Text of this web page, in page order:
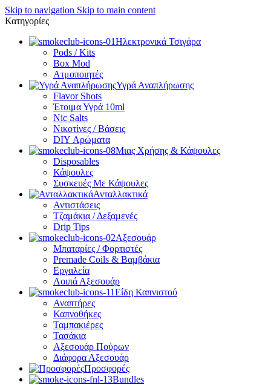
Skip to navigation Skip to main content
Κατηγορίες
Ηλεκτρονικά Τσιγάρα
Pods / Kits
Box Mod
Ατμοποιητές
Υγρά Αναπλήρωσης
Flavor Shots
Έτοιμα Υγρά 10ml
Nic Salts
Νικοτίνες / Βάσεις
DIY Αρώματα
Μιας Χρήσης & Κάψουλες
Disposables
Κάψουλες
Συσκευές Με Κάψουλες
Ανταλλακτικά
Αντιστάσεις
Τζαμάκια / Δεξαμενές
Drip Tips
Αξεσουάρ
Μπαταρίες / Φορτιστές
Premade Coils & Βαμβάκια
Εργαλεία
Λοιπά Αξεσουάρ
Είδη Καπνιστού
Αναπτήρες
Καπνοθήκες
Ταμπακιέρες
Τασάκια
Αξεσουάρ Πούρων
Διάφορα Αξεσουάρ
Προσφορές
Bundles